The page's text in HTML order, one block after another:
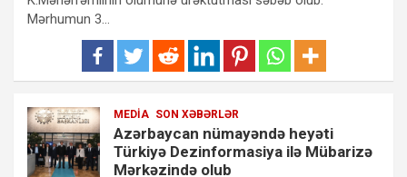
Mərhumun 3…
MEDIA SON XƏBƏRLƏR
Azərbaycan nümayəndə heyəti
Türkiyə Dezinformasiya ilə Mübarizə
Mərkəzində olub